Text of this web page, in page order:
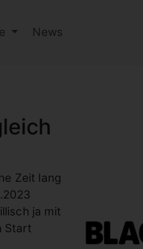
News
Zeit lang
ja mit
Start